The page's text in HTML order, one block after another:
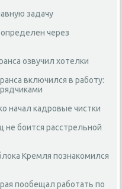
задачу
через
озвучил хотелки
включился в работу:
начал кадровые чистки
не боится расстрельной
Кремля познакомился
пообещал работать по